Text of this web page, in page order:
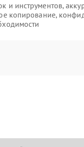
инструментов,
копирование,